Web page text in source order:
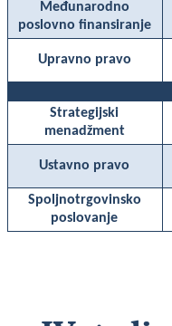
Međunarodno
poslovno finansiranje
Upravno pravo
Strategijski
menadžment
Ustavno pravo
Spoljnotrgovinsko
poslovanje